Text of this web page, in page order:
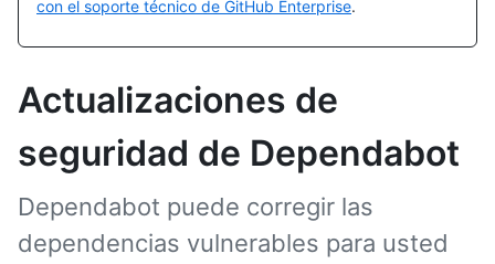
con el soporte técnico de GitHub Enterprise.
Actualizaciones de
seguridad de Dependabot
Dependabot puede corregir las
dependencias vulnerables para usted